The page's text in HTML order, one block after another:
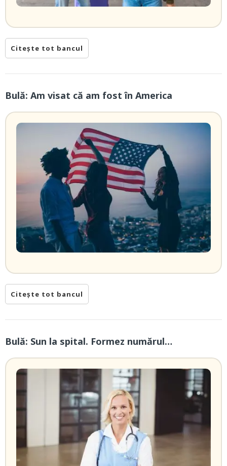
Citește tot bancul
Bulă: Am visat că am fost în America
Citește tot bancul
Bulă: Sun la spital. Formez numărul…